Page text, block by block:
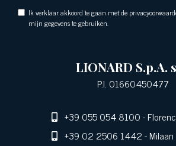
Ik verklaar akkoord te gaan met de
mijn gegevens te gebruiken.
LIONARD S.p.A.
P.I. 01660450477
+39 055 054 8100-
+39 02 2506 1442- Milaan